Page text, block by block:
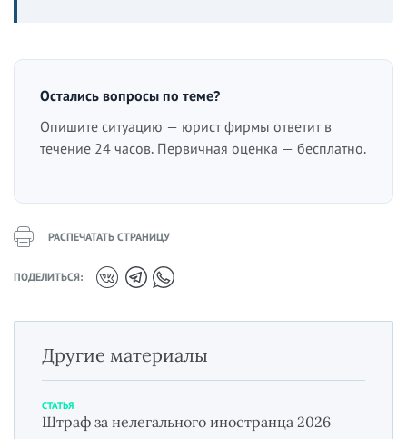
Остались вопросы по теме?
Опишите ситуацию — юрист фирмы ответит в
течение 24 часов. Первичная оценка — бесплатно.
РАСПЕЧАТАТЬ СТРАНИЦУ
ПОДЕЛИТЬСЯ:
Другие материалы
СТАТЬЯ
Штраф за нелегального иностранца 2026